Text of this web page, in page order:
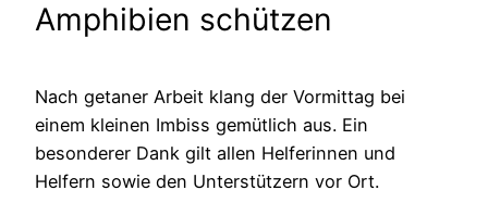
Amphibien schützen
Nach getaner Arbeit klang der Vormittag bei
einem kleinen Imbiss gemütlich aus. Ein
besonderer Dank gilt allen Helferinnen und
Helfern sowie den Unterstützern vor Ort.